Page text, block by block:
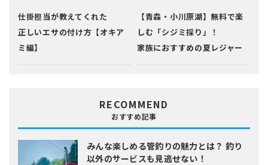
仕掛担当が教えてくれた
正しいエサの付け方【オキア
ミ編】
【青森・小川原湖】無料で楽
しむ「シジミ採り」！
家族におすすめの夏レジャー
RECOMMEND
おすすめ記事
みんな楽しめる管釣りの魅力とは？ 釣り
以外のサービスも見逃せない！